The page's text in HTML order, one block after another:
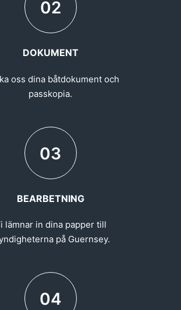
02
DOKUMENT
oss dina båtdokument och
passkopia.
03
BEARBETNING
lämnar in dina papper till
på Guernsey.
04